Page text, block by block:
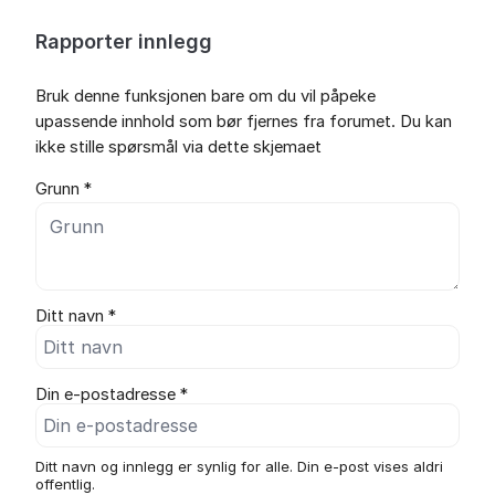
Rapporter innlegg
Bruk denne funksjonen bare om du vil påpeke
upassende innhold som bør fjernes fra forumet. Du kan
ikke stille spørsmål via dette skjemaet
Grunn *
Ditt navn *
Din e-postadresse *
Ditt navn og innlegg er synlig for alle. Din e-post vises aldri
offentlig.